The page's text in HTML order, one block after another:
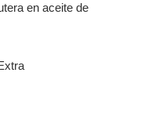
en aceite de